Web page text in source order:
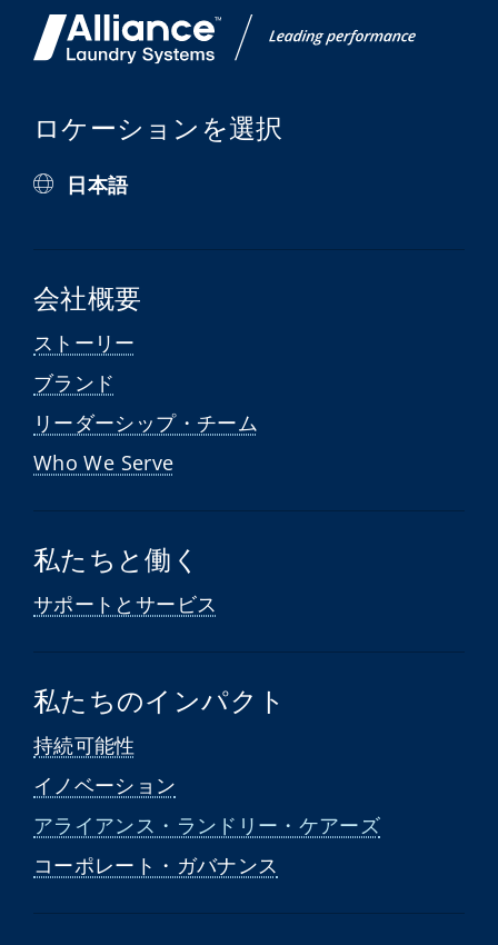
ロケーションを選択
日本語
会社概要
ストーリー
ブランド
リーダーシップ・チーム
Who We Serve
私たちと働く
サポートとサービス
私たちのインパクト
持続可能性
イノベーション
アライアンス・ランドリー・ケアーズ
コーポレート・ガバナンス